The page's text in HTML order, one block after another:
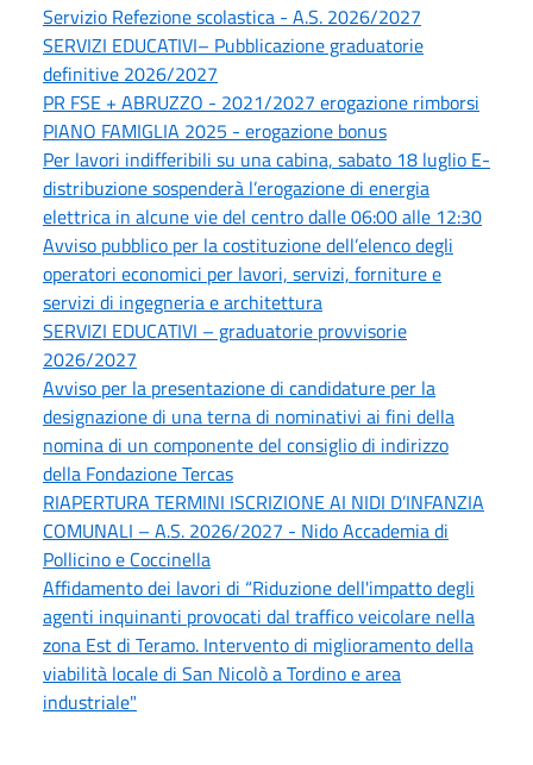
Servizio Refezione scolastica - A.S. 2026/2027
SERVIZI EDUCATIVI– Pubblicazione graduatorie
definitive 2026/2027
PR FSE + ABRUZZO - 2021/2027 erogazione rimborsi
PIANO FAMIGLIA 2025 - erogazione bonus
Per lavori indifferibili su una cabina, sabato 18 luglio E-
distribuzione sospenderà l’erogazione di energia
elettrica in alcune vie del centro dalle 06:00 alle 12:30
Avviso pubblico per la costituzione dell’elenco degli
operatori economici per lavori, servizi, forniture e
servizi di ingegneria e architettura
SERVIZI EDUCATIVI – graduatorie provvisorie
2026/2027
Avviso per la presentazione di candidature per la
designazione di una terna di nominativi ai fini della
nomina di un componente del consiglio di indirizzo
della Fondazione Tercas
RIAPERTURA TERMINI ISCRIZIONE AI NIDI D’INFANZIA
COMUNALI – A.S. 2026/2027 - Nido Accademia di
Pollicino e Coccinella
Affidamento dei lavori di “Riduzione dell'impatto degli
agenti inquinanti provocati dal traffico veicolare nella
zona Est di Teramo. Intervento di miglioramento della
viabilità locale di San Nicolò a Tordino e area
industriale"